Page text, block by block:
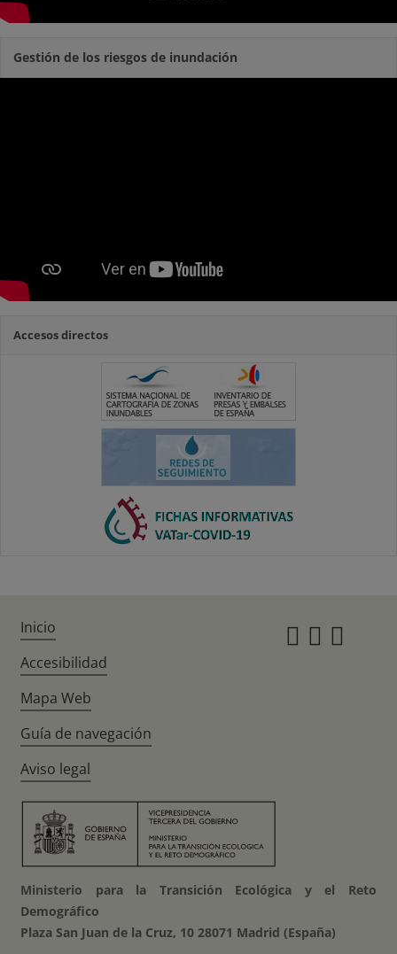
Gestión de los riesgos de inundación
Accesos directos
Inicio
Accesibilidad
Mapa Web
Guía de navegación
Aviso legal
Ministerio para la Transición Ecológica y el Reto
Demográfico
Plaza San Juan de la Cruz, 10 28071 Madrid (España)